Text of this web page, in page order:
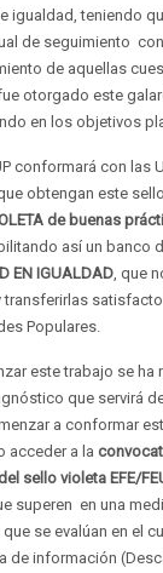
igualdad, teniendo
de seguimiento
de aquellas
otorgado este
en los objetivos
conformará con las
obtengan este sello
de buenas
así un banco
EN IGUALDAD , que
transferirlas
Populares.
este trabajo se ha
que servirá
a conformar
acceder a la
sello violeta EFE/
superen en una
se evalúan en el
de información